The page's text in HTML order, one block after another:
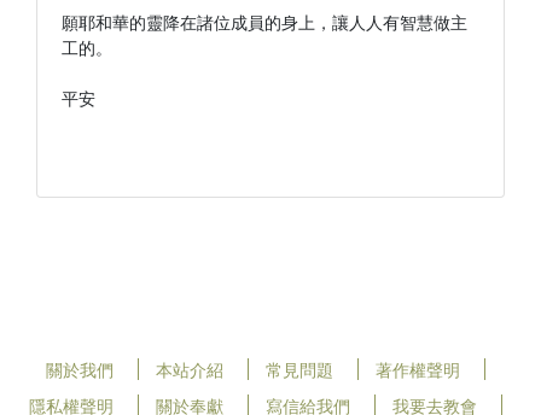
願耶和華的靈降在諸位成員的身上，讓人人有智慧做主
工的。
平安
關於我們 本站介紹 常見問題
著作權聲明
隱私權聲明
關於奉獻 寫信給我們 我要去教會